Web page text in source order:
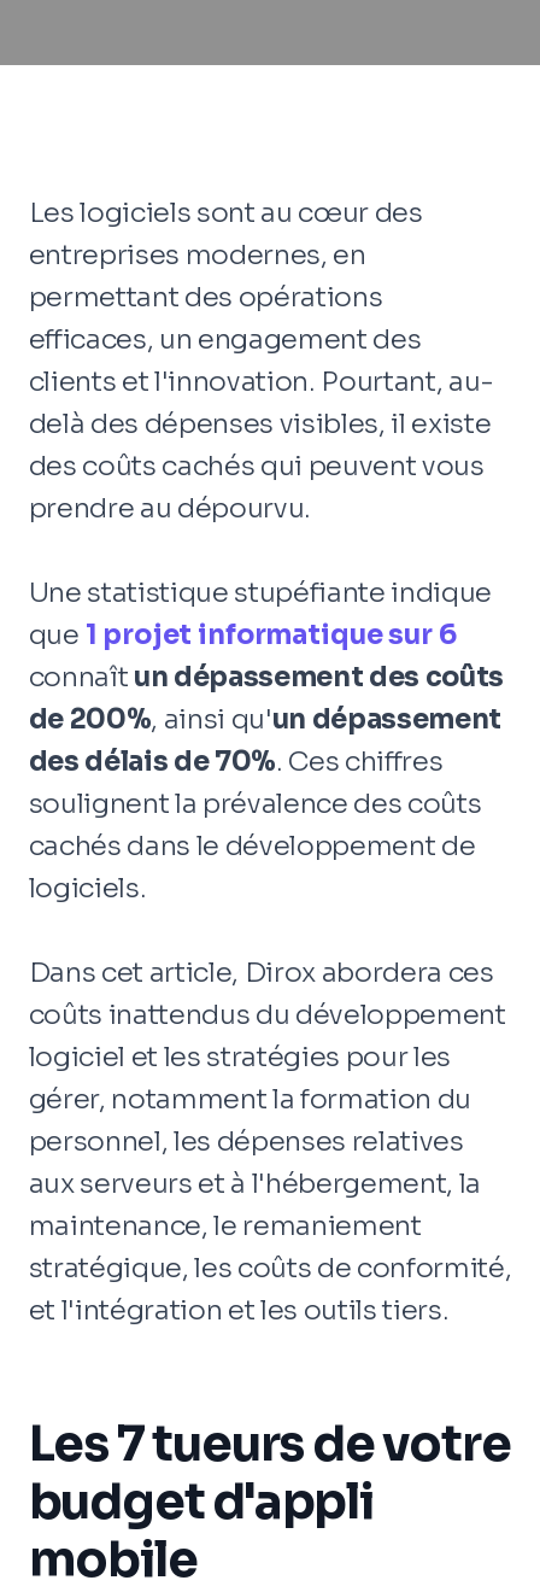
Les logiciels sont au cœur des
entreprises modernes, en
permettant des opérations
efficaces, un engagement des
clients et l'innovation. Pourtant, au-
delà des dépenses visibles, il existe
des coûts cachés qui peuvent vous
prendre au dépourvu.
Une statistique stupéfiante indique
que 1 projet informatique sur 6
connaît un dépassement des coûts
de 200%, ainsi qu'un dépassement
des délais de 70%. Ces chiffres
soulignent la prévalence des coûts
cachés dans le développement de
logiciels.
Dans cet article, Dirox abordera ces
coûts inattendus du développement
logiciel et les stratégies pour les
gérer, notamment la formation du
personnel, les dépenses relatives
aux serveurs et à l'hébergement, la
maintenance, le remaniement
stratégique, les coûts de conformité,
et l'intégration et les outils tiers.
Les 7 tueurs de votre
budget d'appli
mobile